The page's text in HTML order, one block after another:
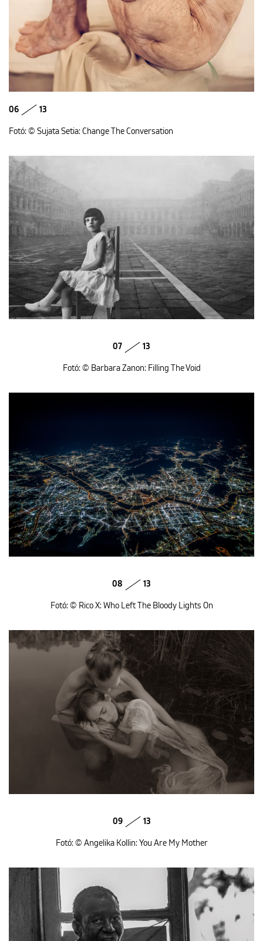
06 13
Fotó: © Sujata Setia: Change The Conversation
07 13
Fotó: © Barbara Zanon: Filling The Void
08 13
Fotó: © Rico X: Who Left The Bloody Lights On
09 13
Fotó: © Angelika Kollin: You Are My Mother